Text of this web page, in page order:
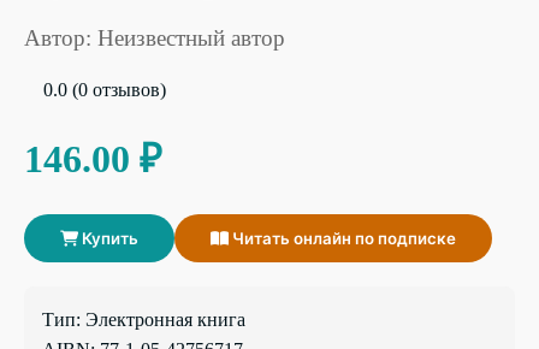
Автор: Неизвестный автор
0.0 (0 отзывов)
146.00 ₽
Купить Читать онлайн по подписке
Тип: Электронная книга